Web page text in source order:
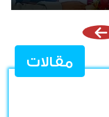
مقالات